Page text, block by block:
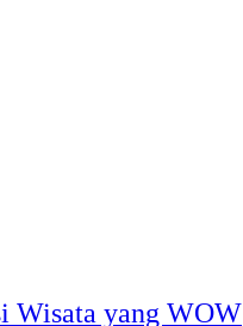
Wisata yang WOW